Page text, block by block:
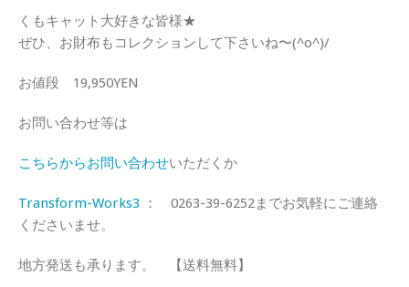
くもキャット大好きな皆様★
ぜひ、お財布もコレクションして下さいね〜(^o^)/
お値段 19,950YEN
お問い合わせ等は
こちらからお問い合わせいただくか
Transform-Works3 ： 0263-39-6252までお気軽にご連絡
くださいませ。
地方発送も承ります。 【送料無料】